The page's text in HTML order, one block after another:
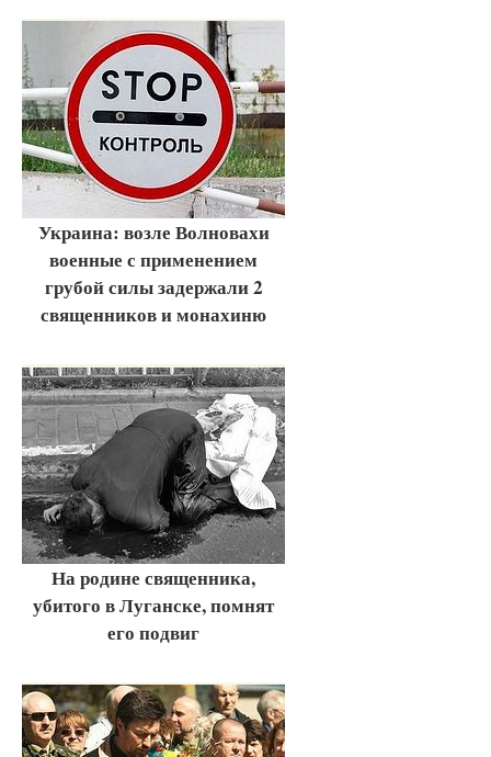
Украина: возле Волновахи
военные с применением
грубой силы задержали 2
священников и монахиню
На родине священника,
убитого в Луганске, помнят
его подвиг